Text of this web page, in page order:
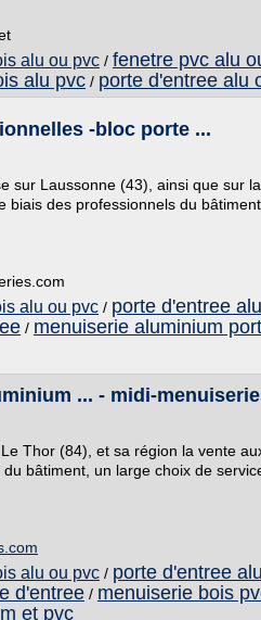
alu ou pvc / fenetre pvc alu
alu pvc / porte d'entree alu
-bloc porte ...
sur Laussonne (43), ainsi que sur
des professionnels du
alu ou pvc / porte d'entree
/ menuiserie aluminium
... - midi-
Thor (84), et sa région la vente
bâtiment, un large choix de
alu ou pvc / porte d'entree
d'entree / menuiserie bois
et pvc